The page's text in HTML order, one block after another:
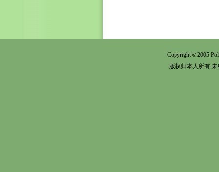
Copyright© 2005
版权归本人所有,